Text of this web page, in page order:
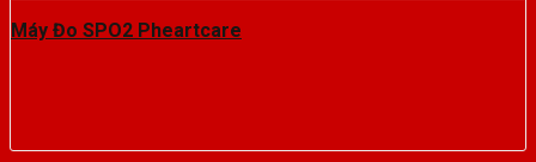
Máy Đo SPO2 Pheartcare